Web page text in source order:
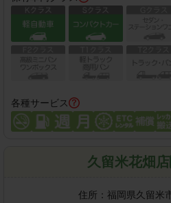
各種サービス
久留米花畑店
住所： 福岡県久留米